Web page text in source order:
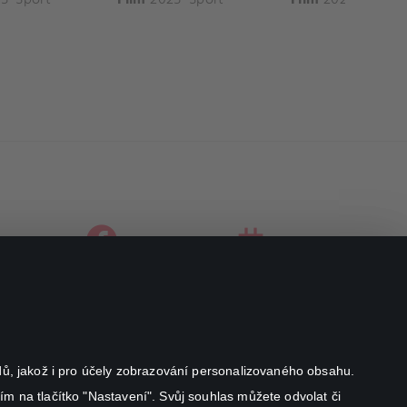
jakož i pro účely zobrazování personalizovaného obsahu.
na tlačítko "Nastavení". Svůj souhlas můžete odvolat či
facebookinstagram